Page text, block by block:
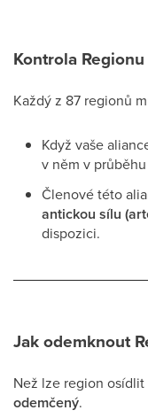
Kontrola
Každý z 87 regionů
Když vaše
v něm v
Členové této
antickou sílu
dispozici.
Jak odemknout
Než lze region
odemčený.